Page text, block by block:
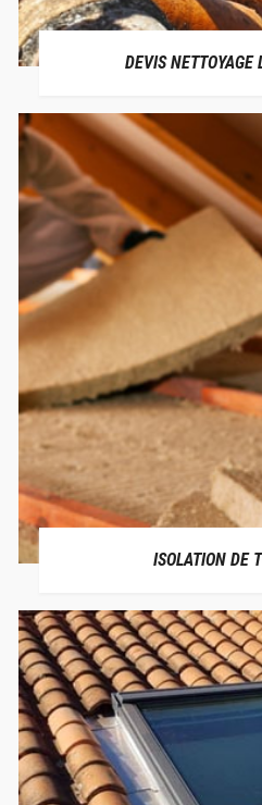
DEVIS NETTOYAGE
ISOLATION DE